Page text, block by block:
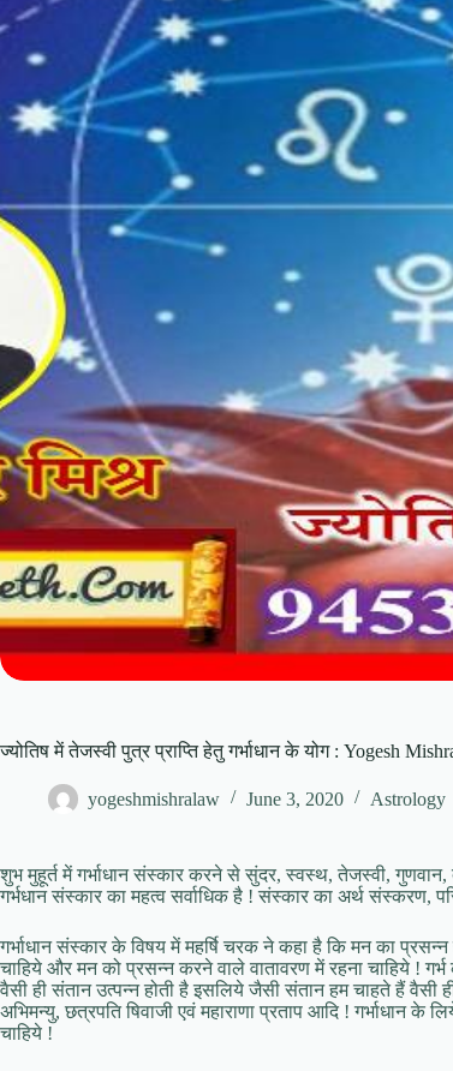
ज्योतिष में तेजस्वी पुत्र प्राप्ति हेतु गर्भाधान के योग : Yogesh
yogeshmishralaw June 3, 2020 Astrology
शुभ मुहूर्त में गर्भाधान संस्कार करने से सुंदर, स्वस्थ, तेजस्वी, गुणवान,
गर्भधान संस्कार का महत्व सर्वाधिक है ! संस्कार का अर्थ संस्करण,
गर्भाधान संस्कार के विषय में महर्षि चरक ने कहा है कि मन का
चाहिये और मन को प्रसन्न करने वाले वातावरण में रहना चाहिये !
वैसी ही संतान उत्पन्न होती है इसलिये जैसी संतान हम चाहते हैं वैसी
अभिमन्यु, छत्रपति षिवाजी एवं महाराणा प्रताप आदि ! गर्भाधान
चाहिये !